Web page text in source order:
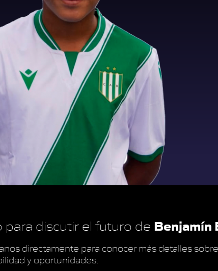
para discutir el futuro de Benjamín
directamente para conocer más detalles sobre
y oportunidades.